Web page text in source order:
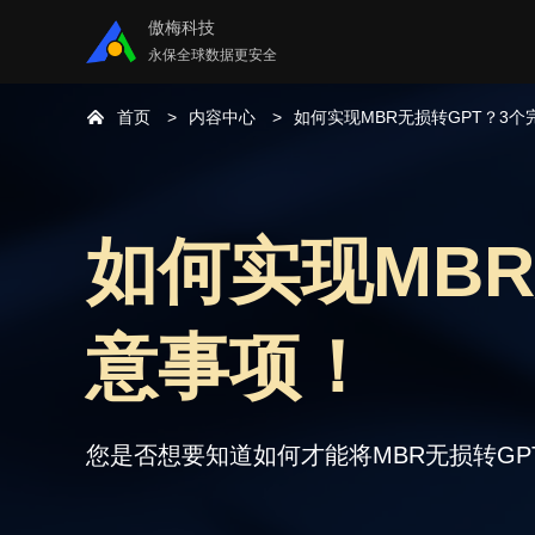
傲梅科技
永保全球数据更安全
首页 内容中心 如何实现MBR无损转GPT？3个
如何实现
意事项！
您是否想要知道如何才能将MBR无损转